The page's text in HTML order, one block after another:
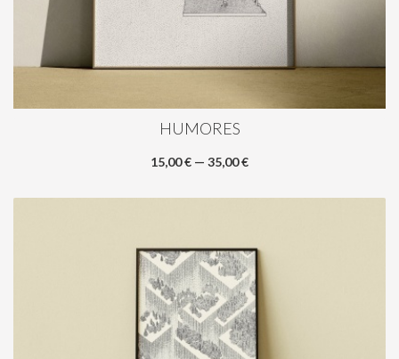
HUMORES
15,00 € — 35,00 €